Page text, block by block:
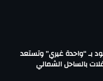
بـ “واحدة غيري” وتستعد
بالساحل الشمالي